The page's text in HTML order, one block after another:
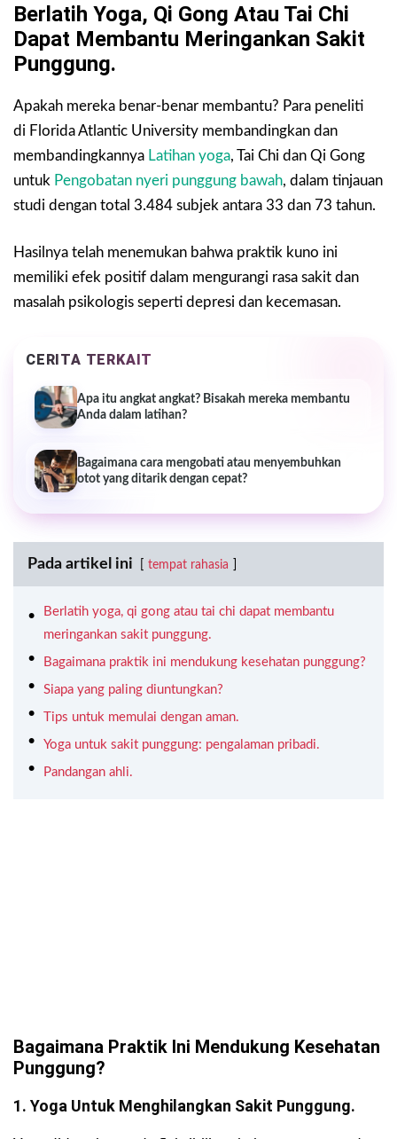
Berlatih Yoga, Qi Gong Atau Tai Chi
Dapat Membantu Meringankan Sakit
Punggung.
Apakah mereka benar-benar membantu? Para peneliti
di Florida Atlantic University membandingkan dan
membandingkannya Latihan yoga, Tai Chi dan Qi Gong
untuk Pengobatan nyeri punggung bawah, dalam tinjauan
studi dengan total 3.484 subjek antara 33 dan 73 tahun.
Hasilnya telah menemukan bahwa praktik kuno ini
memiliki efek positif dalam mengurangi rasa sakit dan
masalah psikologis seperti depresi dan kecemasan.
CERITA TERKAIT
Apa itu angkat angkat? Bisakah mereka membantu
Anda dalam latihan?
Bagaimana cara mengobati atau menyembuhkan
otot yang ditarik dengan cepat?
Pada artikel ini tempat rahasia
Berlatih yoga, qi gong atau tai chi dapat membantu
meringankan sakit punggung.
Bagaimana praktik ini mendukung kesehatan punggung?
Siapa yang paling diuntungkan?
Tips untuk memulai dengan aman.
Yoga untuk sakit punggung: pengalaman pribadi.
Pandangan ahli.
Bagaimana Praktik Ini Mendukung Kesehatan
Punggung?
1. Yoga Untuk Menghilangkan Sakit Punggung.